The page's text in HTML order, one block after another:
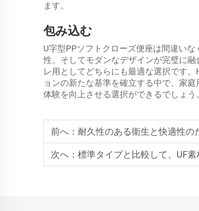
ます。
包み込む
U字型PPソフトクローズ便座は間違い
性、そしてモダンなデザインが完璧に
レ用としてどちらにも最適な選択です
ョンの新たな基準を確立する中で、家
体験を向上させる選択ができるでしょう。
前へ： 耐久性のある衛生と快適性のた
次へ： 標準タイプと比較して、UF素材